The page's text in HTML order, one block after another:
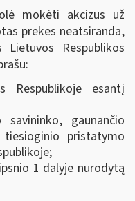
mokėti akcizus už
prekes neatsiranda,
Respublikos
Respublikoje esantį
gaunančio
pristatymo
1 dalyje nurodytą